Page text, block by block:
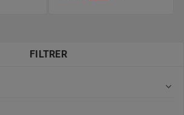
FILTRER
